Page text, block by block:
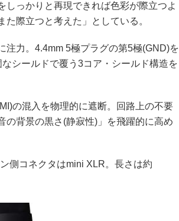
っかりと再現できれば色彩が際立つよ
際立つと考えた」としている。
注力。4.4mm 5極プラグの第5極(GND)を
シールドで覆う3コア・シールド構造を
の混入を物理的に遮断。回路上の不要
の背景の黒さ(静寂性)」を飛躍的に高め
側コネクタはmini XLR。長さは約